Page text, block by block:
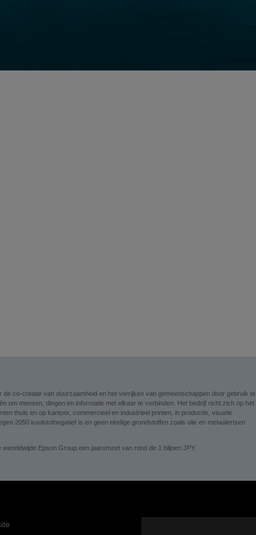
co-creatie van duurzaamheid en het verrijken van gemeenschappen door gebruik te
om mensen, dingen en informatie met elkaar te verbinden. Het bedrijf richt zich op het
thuis en op kantoor, commercieel en industrieel printen, in productie, visuele
2050 koolstofnegatief is en geen eindige grondstoffen zoals olie en metaalertsen
Epson Group een jaaromzet van rond de 1 biljoen JPY.